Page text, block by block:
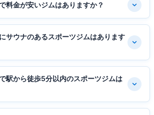
料金が安いジムはありますか？
サウナのあるスポーツジムはあります
駅から徒歩5分以内のスポーツジムは